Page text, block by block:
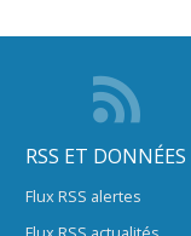
RSS ET DONNÉES
Flux RSS alertes